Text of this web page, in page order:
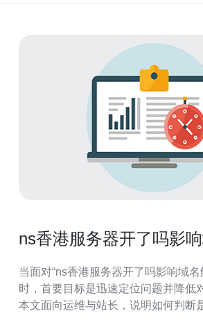
ns香港服务器开了吗影
当面对“ns香港服务器开了吗影响域名
时，首要目标是迅速定位问题并降低
本文面向运维与站长，说明如何判断